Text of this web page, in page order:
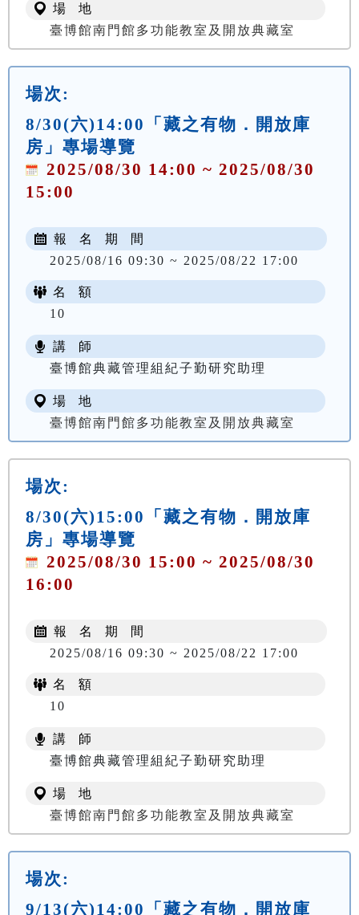
場 地
臺博館南門館多功能教室及開放典藏室
場次:
8/30(六)14:00「藏之有物．開放庫
房」專場導覽
2025/08/30 14:00 ~ 2025/08/30
15:00
報 名 期 間
2025/08/16 09:30 ~ 2025/08/22 17:00
名 額
10
講 師
臺博館典藏管理組紀子勤研究助理
場 地
臺博館南門館多功能教室及開放典藏室
場次:
8/30(六)15:00「藏之有物．開放庫
房」專場導覽
2025/08/30 15:00 ~ 2025/08/30
16:00
報 名 期 間
2025/08/16 09:30 ~ 2025/08/22 17:00
名 額
10
講 師
臺博館典藏管理組紀子勤研究助理
場 地
臺博館南門館多功能教室及開放典藏室
場次:
9/13(六)14:00「藏之有物．開放庫